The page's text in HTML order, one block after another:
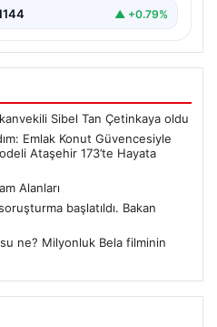
▲ +0.79%
Sibel Tan Çetinkaya oldu
Emlak Konut Güvencesiyle
Ataşehir 173’te Hayata
Alanları
başlatıldı. Bakan
ne? Milyonluk Bela filminin